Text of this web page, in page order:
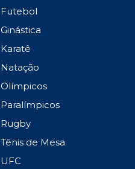
Futebol
Ginástica
Karatê
Natação
Olímpicos
Paralímpicos
Rugby
Tênis de Mesa
UFC